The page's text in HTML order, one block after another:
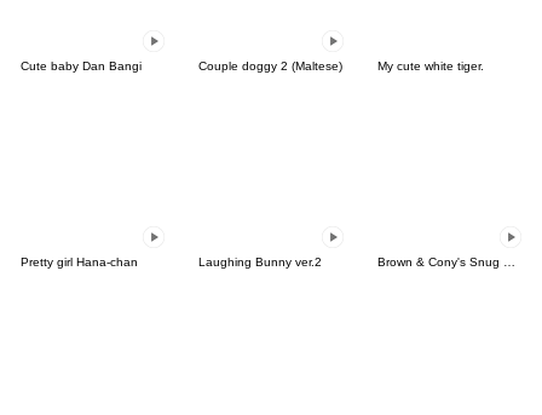
Cute baby Dan Bangi Couple doggy 2 (Maltese) My cute white tiger.
Pretty girl Hana-chan Laughing Bunny ver.2